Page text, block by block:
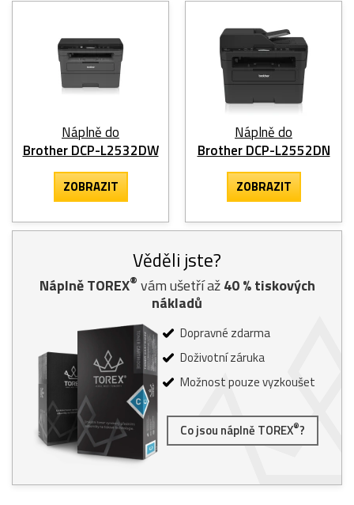
Náplně do
Brother DCP-L2532DW
ZOBRAZIT
Náplně do
Brother DCP-L2552DN
ZOBRAZIT
Věděli jste?
Náplně TOREX® vám ušetří až40% tiskových
nákladů
Dopravné zdarma
Doživotní záruka
Možnost pouze vyzkoušet
Co jsou náplně TOREX®?